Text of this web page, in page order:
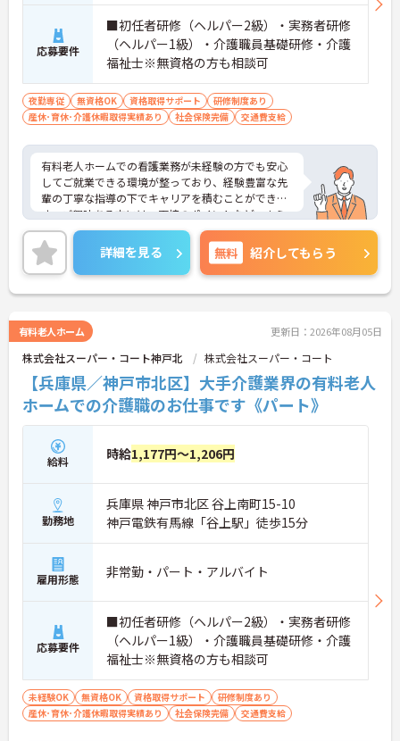
応募要件
■初任者研修（ヘルパー2級）・実務者研修
（ヘルパー1級）・介護職員基礎研修・介護
福祉士※無資格の方も相談可
夜勤専従 無資格OK 資格取得サポート
研修制度あり
産休･育休･介護休暇取得実績あり
社会保険完備 交通費支給
有料老人ホームでの看護業務が未経験の方でも安心
してご就業できる環境が整っており、経験豊富な先
輩の丁寧な指導の下でキャリアを積むことができま
す。ご興味ある方には、面接のポイントなど、さら
に詳細をお話致しますのでお気軽にご相談くださ
い。
詳細を見る 無料 紹介してもらう
有料老人ホーム 更新日：2026年08月05日
株式会社スーパー・コート神戸北 株式会社スーパー・コート
【兵庫県／神戸市北区】大手介護業界の有料老人
ホームでの介護職のお仕事です《パート》
給料 時給1,177円～1,206円
勤務地
兵庫県 神戸市北区 谷上南町15-10
神戸電鉄有馬線「谷上駅」徒歩15分
雇用形態 非常勤・パート・アルバイト
応募要件
■初任者研修（ヘルパー2級）・実務者研修
（ヘルパー1級）・介護職員基礎研修・介護
福祉士※無資格の方も相談可
未経験OK 無資格OK 資格取得サポート
研修制度あり
産休･育休･介護休暇取得実績あり
社会保険完備 交通費支給